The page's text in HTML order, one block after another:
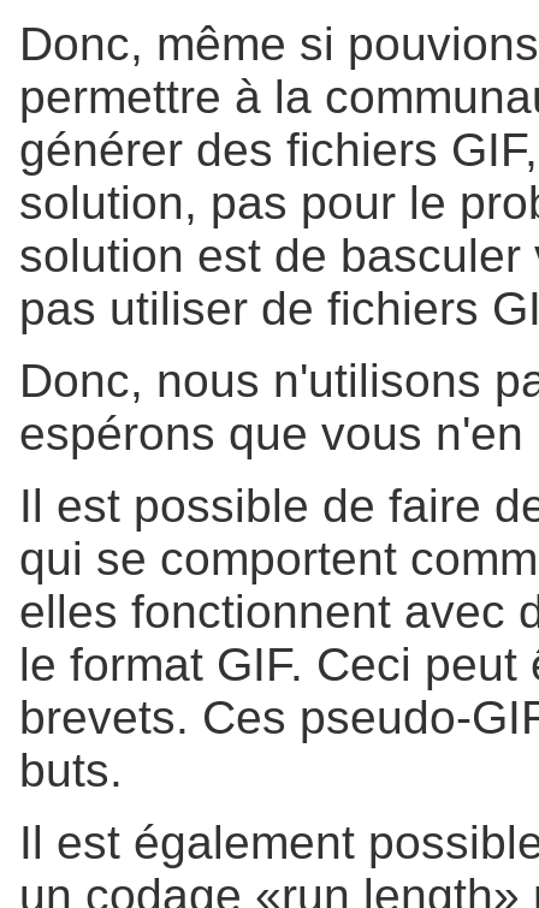
Donc, même si
permettre à la
générer des fichiers
solution, pas pour le
solution est de
pas utiliser de fichiers
Donc, nous n'utilisons
espérons que vous
Il est possible de faire
qui se comportent
elles fonctionnent avec
le format GIF. Ceci
brevets. Ces pseudo-
buts.
Il est également
un codage «run